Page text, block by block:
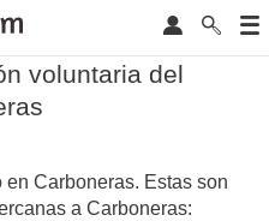
voluntaria del
Carboneras. Estas son
a Carboneras: